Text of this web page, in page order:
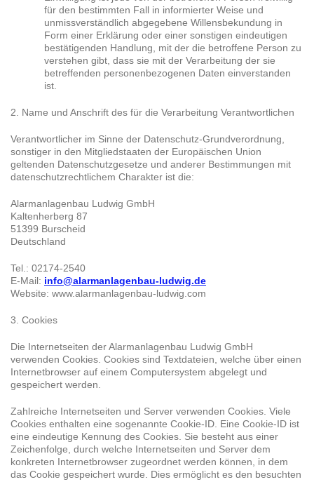
für den bestimmten Fall in informierter Weise und
unmissverständlich abgegebene Willensbekundung in
Form einer Erklärung oder einer sonstigen eindeutigen
bestätigenden Handlung, mit der die betroffene Person zu
verstehen gibt, dass sie mit der Verarbeitung der sie
betreffenden personenbezogenen Daten einverstanden
ist.
2. Name und Anschrift des für die Verarbeitung Verantwortlichen
Verantwortlicher im Sinne der Datenschutz-Grundverordnung,
sonstiger in den Mitgliedstaaten der Europäischen Union
geltenden Datenschutzgesetze und anderer Bestimmungen mit
datenschutzrechtlichem Charakter ist die:
Alarmanlagenbau Ludwig GmbH
Kaltenherberg 87
51399 Burscheid
Deutschland
Tel.: 02174-2540
E-Mail: info@alarmanlagenbau-ludwig.de
Website: www.alarmanlagenbau-ludwig.com
3. Cookies
Die Internetseiten der Alarmanlagenbau Ludwig GmbH
verwenden Cookies. Cookies sind Textdateien, welche über einen
Internetbrowser auf einem Computersystem abgelegt und
gespeichert werden.
Zahlreiche Internetseiten und Server verwenden Cookies. Viele
Cookies enthalten eine sogenannte Cookie-ID. Eine Cookie-ID ist
eine eindeutige Kennung des Cookies. Sie besteht aus einer
Zeichenfolge, durch welche Internetseiten und Server dem
konkreten Internetbrowser zugeordnet werden können, in dem
das Cookie gespeichert wurde. Dies ermöglicht es den besuchten